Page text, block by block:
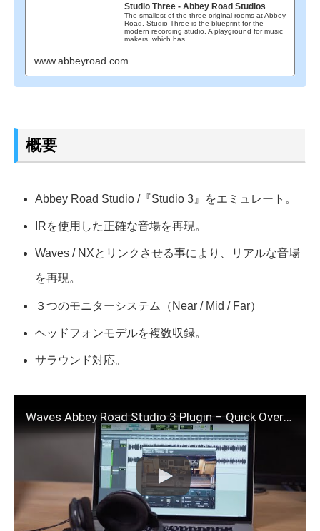
Studio Three - Abbey Road Studios
The smallest of the three original rooms at Abbey
Road, Studio Three is the blueprint for the
modern recording studio. A playground for music
makers, which has ...
www.abbeyroad.com
概要
Abbey Road Studio /『Studio 3』をエミュレート。
IRを使用した正確な音場を再現。
Waves / NXとリンクさせる事により、リアルな音場
を再現。
３つのモニターシステム（Near / Mid / Far）
ヘッドフォンモデルを複数収録。
サラウンド対応。
Waves Abbey Road Studio 3 Plugin – Quick Overview